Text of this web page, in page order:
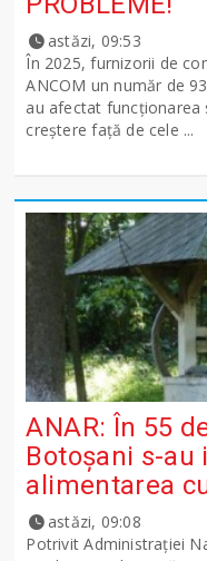
astăzi, 09:53
În 2025, furnizorii de
ANCOM un număr de
au afectat funcționarea
creștere față de cele ...
ANAR: În 55
Botoșani s-
alimentarea
astăzi, 09:08
Potrivit Administraţiei